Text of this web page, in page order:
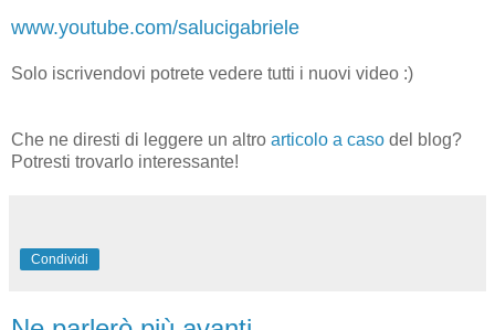
www.youtube.com/salucigabriele
Solo iscrivendovi potrete vedere tutti i nuovi video :)
Che ne diresti di leggere un altro articolo a caso del blog?
Potresti trovarlo interessante!
Condividi